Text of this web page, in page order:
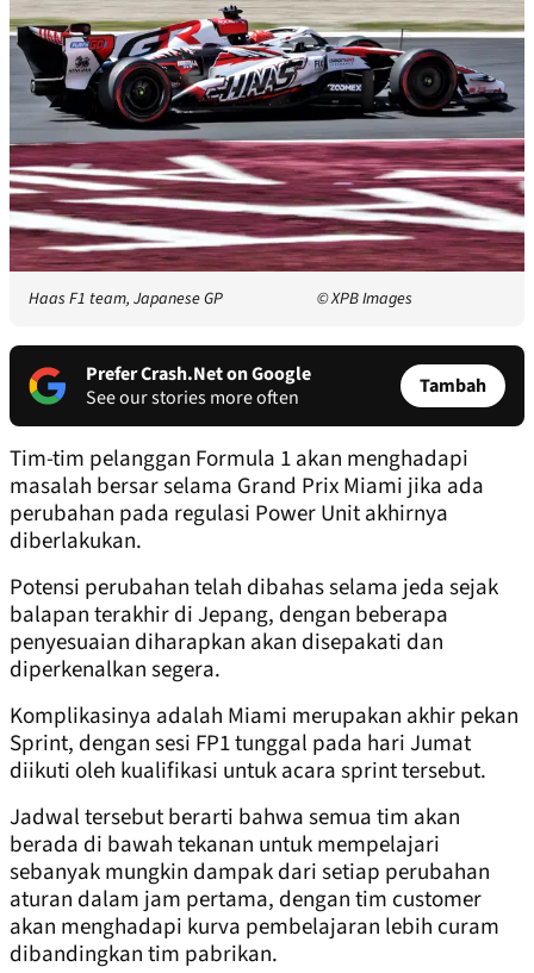
Haas F1 team, Japanese GP © XPB Images
Prefer Crash.Net on Google
See our stories more often
Tambah
Tim-tim pelanggan Formula 1 akan menghadapi
masalah bersar selama Grand Prix Miami jika ada
perubahan pada regulasi Power Unit akhirnya
diberlakukan.
Potensi perubahan telah dibahas selama jeda sejak
balapan terakhir di Jepang, dengan beberapa
penyesuaian diharapkan akan disepakati dan
diperkenalkan segera.
Komplikasinya adalah Miami merupakan akhir pekan
Sprint, dengan sesi FP1 tunggal pada hari Jumat
diikuti oleh kualifikasi untuk acara sprint tersebut.
Jadwal tersebut berarti bahwa semua tim akan
berada di bawah tekanan untuk mempelajari
sebanyak mungkin dampak dari setiap perubahan
aturan dalam jam pertama, dengan tim customer
akan menghadapi kurva pembelajaran lebih curam
dibandingkan tim pabrikan.